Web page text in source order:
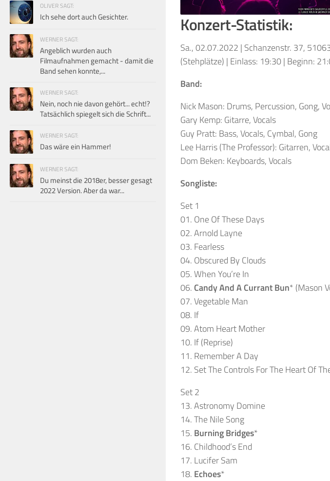
Konzert-Statistik:
Sa., 02.07.2022 | Schanzenstr. 37,
(Stehplätze) | Einlass: 19:30 | Beginn:
Band:
Nick Mason: Drums, Percussion, Gong,
Gary Kemp: Gitarre, Vocals
Guy Pratt: Bass, Vocals, Cymbal, Gong
Lee Harris (The Professor): Gitarren,
Dom Beken: Keyboards, Vocals
Songliste:
Set 1
01. One Of These Days
02. Arnold Layne
03. Fearless
04. Obscured By Clouds
05. When You’re In
06. Candy And A Currant Bun* (Mason
07. Vegetable Man
08. If
09. Atom Heart Mother
10. If (Reprise)
11. Remember A Day
12. Set The Controls For The Heart Of
Set 2
13. Astronomy Domine
14. The Nile Song
15. Burning Bridges*
16. Childhood’s End
17. Lucifer Sam
18. Echoes*
OLIVER SAGT:
Ich sehe dort auch Gesichter.
WERNER SAGT:
Angeblich wurden auch
Filmaufnahmen gemacht - damit die
Band sehen konnte,...
WERNER SAGT:
Nein, noch nie davon gehört... echt!?
Tatsächlich spiegelt sich die Schrift...
WERNER SAGT:
Das wäre ein Hammer!
WERNER SAGT:
Du meinst die 2018er, besser gesagt
2022 Version. Aber da war...